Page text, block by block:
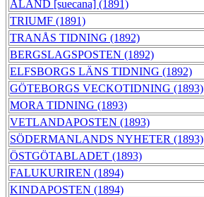
ÅLAND [suecana] (1891)
TRIUMF (1891)
TRANÅS TIDNING (1892)
BERGSLAGSPOSTEN (1892)
ELFSBORGS LÄNS TIDNING (1892)
GÖTEBORGS VECKOTIDNING (1893)
MORA TIDNING (1893)
VETLANDAPOSTEN (1893)
SÖDERMANLANDS NYHETER (1893)
ÖSTGÖTABLADET (1893)
FALUKURIREN (1894)
KINDAPOSTEN (1894)